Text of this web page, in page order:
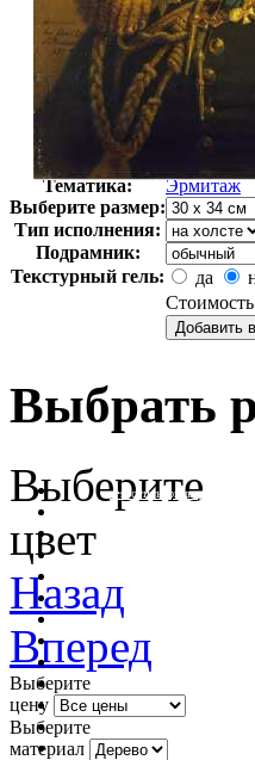
Автор:
Неизвестно
Арт-стиль
Тематика:
Эрмитаж
Выберите размер:
Тип исполнения:
Подрамник:
Текстурный гель:
да
Стоимость
Выбрать
очистить фильтр цвета
Выберите
цвет
Назад
Вперед
Выберите
цену
Выберите
материал